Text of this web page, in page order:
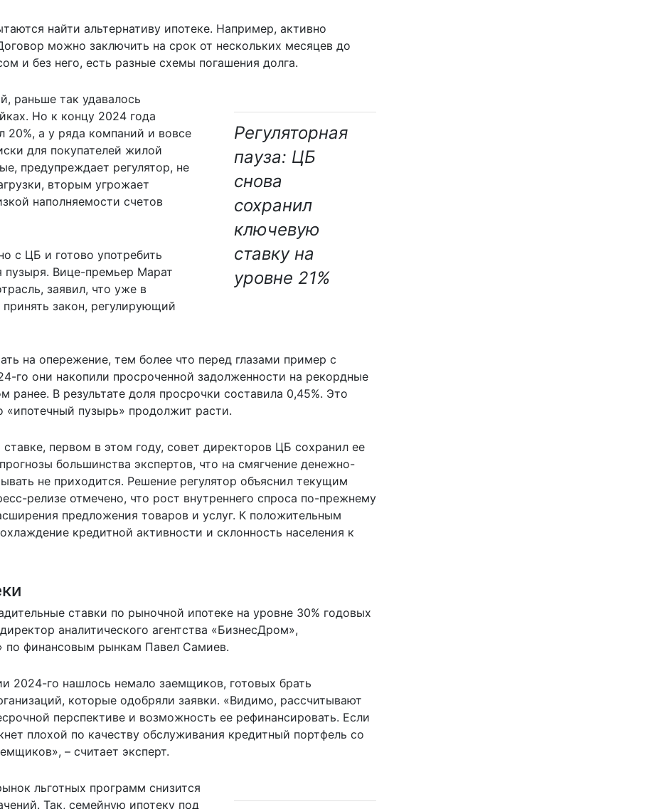
найти альтернативу ипотеке. Например, активно
можно заключить на срок от нескольких месяцев до
и без него, есть разные схемы погашения долга.
Регуляторная
пауза: ЦБ
снова
сохранил
ключевую
ставку на
уровне 21%
раньше так удавалось
Но к концу 2024 года
20%, а у ряда компаний и вовсе
для покупателей жилой
предупреждает регулятор, не
вторым угрожает
наполняемости счетов
с ЦБ и готово употребить
пузыря. Вице-премьер Марат
заявил, что уже в
закон, регулирующий
на опережение, тем более что перед глазами пример с
го они накопили просроченной задолженности на рекордные
ранее. В результате доля просрочки составила 0,45%. Это
«ипотечный пузырь» продолжит расти.
первом в этом году, совет директоров ЦБ сохранил ее
большинства экспертов, что на смягчение денежно-
не приходится. Решение регулятор объяснил текущим
релизе отмечено, что рост внутреннего спроса по-прежнему
предложения товаров и услуг. К положительным
кредитной активности и склонность населения к
ставки по рыночной ипотеке на уровне 30% годовых
аналитического агентства «БизнесДром»,
по финансовым рынкам Павел Самиев.
2024-го нашлось немало заемщиков, готовых брать
которые одобряли заявки. «Видимо, рассчитывают
перспективе и возможность ее рефинансировать. Если
плохой по качеству обслуживания кредитный портфель со
– считает эксперт.
льготных программ снизится
Так, семейную ипотеку под